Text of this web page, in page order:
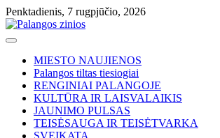
Skip
to
content
Penktadienis, 7 rugpjūčio, 2026
MIESTO NAUJIENOS
Palangos tiltas tiesiogiai
RENGINIAI PALANGOJE
KULTŪRA IR LAISVALAIKIS
JAUNIMO PULSAS
TEISĖSAUGA IR TEISĖTVARKA
SVEIKATA